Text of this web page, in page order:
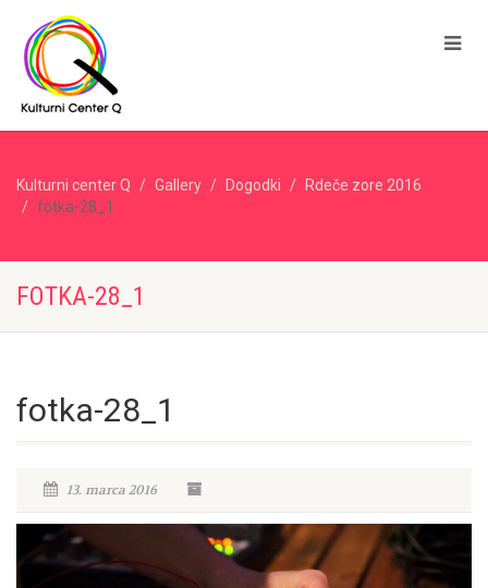
Kulturni center Q Gallery Dogodki
Rdeče zore 2016
fotka-28_1
FOTKA-28_1
fotka-28_1
13. marca 2016